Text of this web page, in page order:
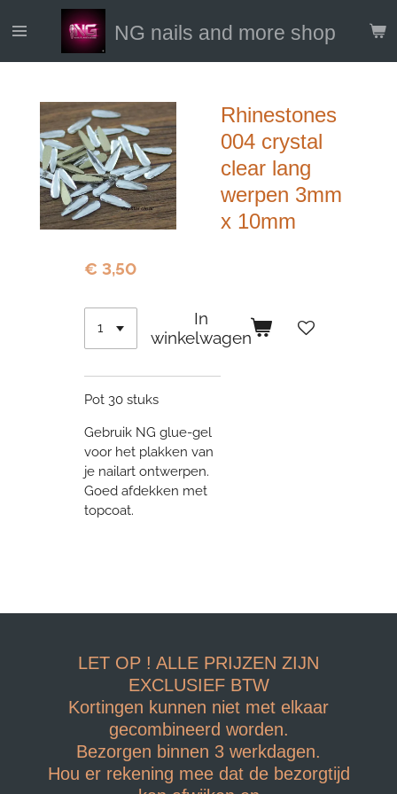
direct
NG nails and more shop
Rhinestones
004 crystal
clear lang
werpen 3mm
x 10mm
€ 3,50
In
winkelwagen
Pot 30 stuks
Gebruik NG glue-gel
voor het plakken van
je nailart ontwerpen.
Goed afdekken met
topcoat.
LET OP ! ALLE PRIJZEN ZIJN
EXCLUSIEF BTW
Kortingen kunnen niet met elkaar
gecombineerd worden.
Bezorgen binnen 3 werkdagen.
Hou er rekening mee dat de bezorgtijd